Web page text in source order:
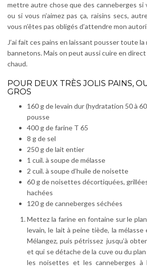
mettre autre chose que des canneberges si
ou si vous n’aimez pas ça, raisins secs,
vous n’êtes pas obligés d’attendre mon
J’ai fait ces pains en laissant pousser toute
bannetons. Mais on peut aussi cuire en
chaud.
POUR DEUX TRÈS JOLIS PAINS,
GROS
160 g de levain dur (hydratation 50 à
pousse
400 g de farine T 65
8 g de sel
250 g de lait entier
1 cuil. à soupe de mélasse
2 cuil. à soupe d’huile de noisette
60 g de noisettes décortiquées,
hachées
120 g de canneberges séchées
Mettez la farine en fontaine sur le
levain, le lait à peine tiède, la
Mélangez, puis pétrissez jusqu’à
et qui se détache de la cuve ou du
les noisettes et les canneberges à